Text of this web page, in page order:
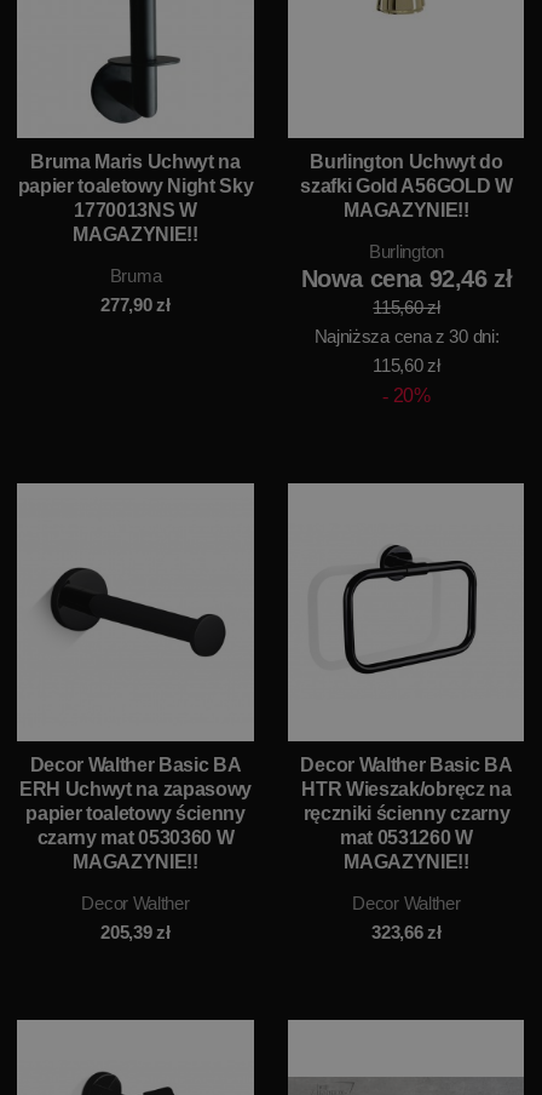
Bruma Maris Uchwyt na
papier toaletowy Night Sky
1770013NS W
MAGAZYNIE!!
Bruma
277,90zł
Burlington Uchwyt do
szafki Gold A56GOLD W
MAGAZYNIE!!
Burlington
Nowa cena 92,46 zł
115,60 zł
Najniższa cena z 30 dni:
115,60 zł
20%
Decor Walther Basic BA
ERH Uchwyt na zapasowy
papier toaletowy ścienny
czarny mat 0530360 W
MAGAZYNIE!!
Decor Walther
205,39zł
Decor Walther Basic BA
HTR Wieszak/obręcz na
ręczniki ścienny czarny
mat 0531260 W
MAGAZYNIE!!
Decor Walther
323,66zł